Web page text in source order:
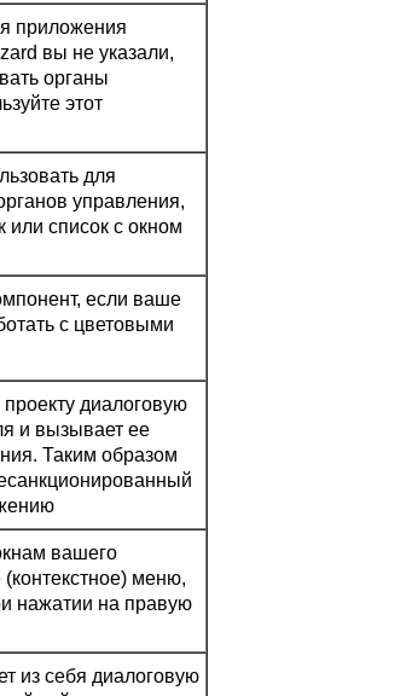
приложения
вы не указали,
органы
этот
для
управления,
или список с окном
если ваше
с цветовыми
диалоговую
и вызывает ее
Таким образом
вашего
меню,
нажатии на правую
из себя диалоговую